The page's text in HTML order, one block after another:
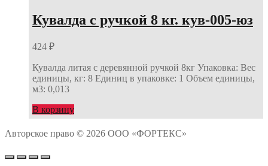
Кувалда с ручкой 8 кг. кув-005-юз
424 ₽
Кувалда литая с деревянной ручкой 8кг Упаковка: Вес
единицы, кг: 8 Единиц в упаковке: 1 Объем единицы,
м3: 0,013
В корзину
Авторское право © 2026 ООО «ФОРТЕКС»